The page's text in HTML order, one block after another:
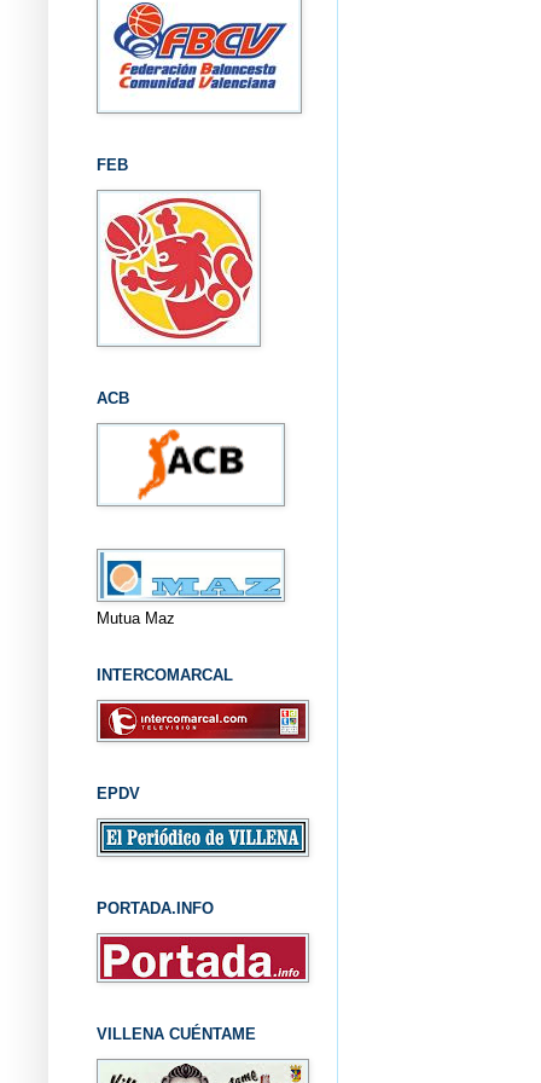
FEB
ACB
Mutua Maz
INTERCOMARCAL
EPDV
PORTADA.INFO
VILLENA CUÉNTAME